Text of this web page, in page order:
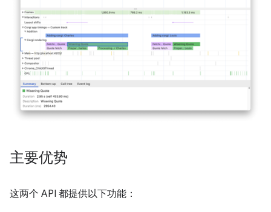
主要优势
这两个 API 都提供以下功能：